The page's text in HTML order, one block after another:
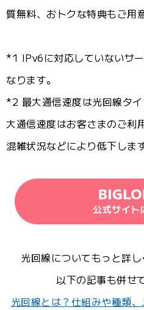
質無料、おトクな特典もご用
*1 IPv6に対応していないサ
なります。
*2 最大通信速度は光回線タ
大通信速度はお客さまのご利
混雑状況などにより低下します
光回線についてもっと詳し
以下の記事も併せ
光回線とは？仕組みや種類